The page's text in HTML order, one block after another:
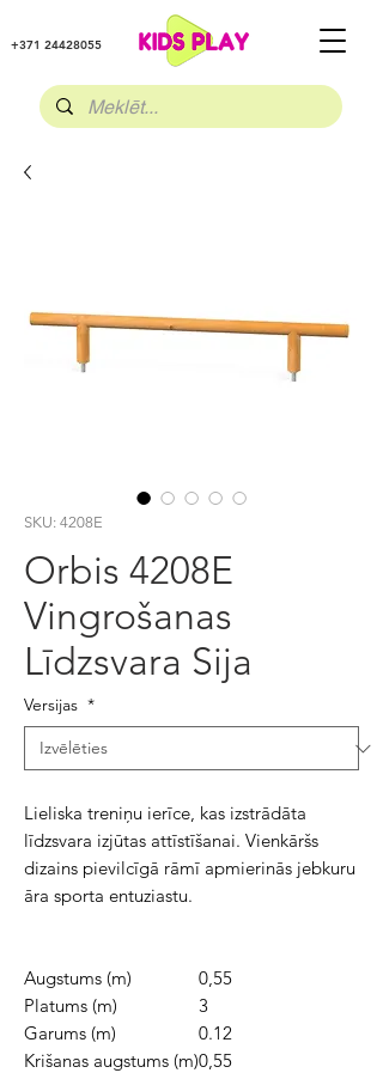
+371 24428055
SKU: 4208E
Orbis 4208E
Vingrošanas
Līdzsvara Sija
Versijas *
Lieliska treniņu ierīce, kas izstrādāta
līdzsvara izjūtas attīstīšanai. Vienkāršs
dizains pievilcīgā rāmī apmierinās jebkuru
āra sporta entuziastu.
Augstums (m)
0,55
Platums (m)
3
Garums (m)
0.12
Krišanas augstums (m)0,55